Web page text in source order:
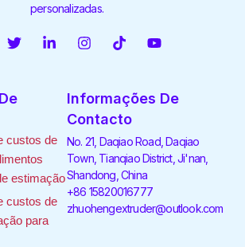
personalizadas.
T
t
L
n
n
I
a
g
r
a
m
T
o
k
Y
u
custos de
estimação
custos de
para
Informações De
Contacto
No. 21, Daqiao Road, Daqiao
Town, Tianqiao District, Ji'nan,
Shandong, China
+86 15820016777
zhuohengextruder@outlook.com